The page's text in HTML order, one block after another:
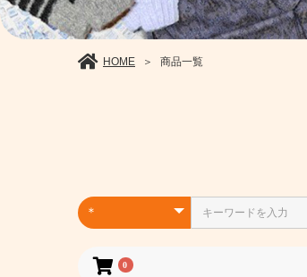
HOME ＞ 商品一覧
0